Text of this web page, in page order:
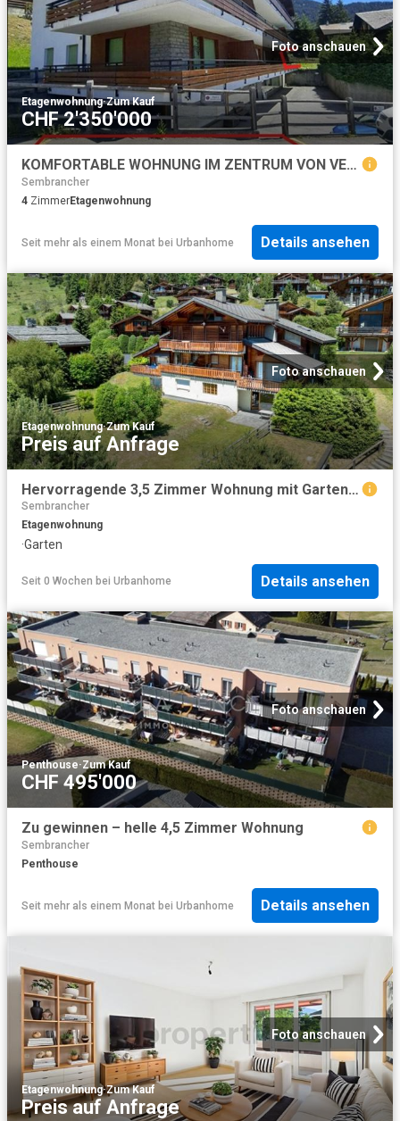
Foto anschauen
Etagenwohnung·Zum Kauf
CHF 2'350'000
KOMFORTABLE WOHNUNG IM ZENTRUM VON VERBIER
Sembrancher
4 ZimmerEtagenwohnung
Seit mehr als einem Monat bei Urbanhome Details ansehen
Foto anschauen
Etagenwohnung·Zum Kauf
Preis auf Anfrage
Hervorragende 3,5 Zimmer Wohnung mit Garten in Verbier, im Gebiet Plan Pra
Sembrancher
Etagenwohnung
·Garten
Seit 0 Wochen bei Urbanhome Details ansehen
Foto anschauen
Penthouse·Zum Kauf
CHF 495'000
Zu gewinnen – helle 4,5 Zimmer Wohnung
Sembrancher
Penthouse
Seit mehr als einem Monat bei Urbanhome Details ansehen
Foto anschauen
Etagenwohnung·Zum Kauf
Preis auf Anfrage